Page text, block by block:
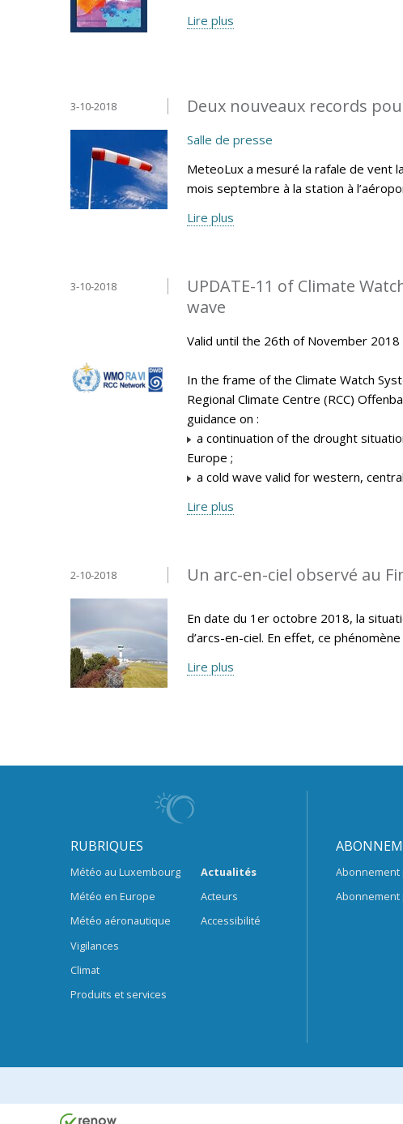
Lire plus
Deux nouveaux records
3-10-2018
Salle de presse
MeteoLux a mesuré la rafale de vent
mois septembre à la station à
Lire plus
UPDATE-11 of Climate
wave
Valid until the 26th of November 2018
3-10-2018
In the frame of the Climate Watch
Regional Climate Centre (RCC)
guidance on :
a continuation of the drought
Europe ;
a cold wave valid for western,
Lire plus
Un arc-en-ciel observé au
2-10-2018
En date du 1er octobre 2018, la
d’arcs-en-ciel. En effet, ce
Lire plus
RUBRIQUES
Météo au Luxembourg
Météo en Europe
Météo aéronautique
Vigilances
Climat
Produits et services
Actualités
Acteurs
Accessibilité
Abonnement
Abonnement